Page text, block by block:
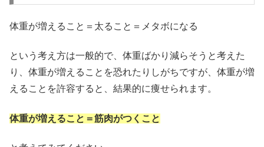
体重が増えること＝太ること＝メタボになる
という考え方は一般的で、体重ばかり減らそうと考えた
り、体重が増えることを恐れたりしがちですが、体重が増
えることを許容すると、結果的に痩せられます。
体重が増えること＝筋肉がつくこと